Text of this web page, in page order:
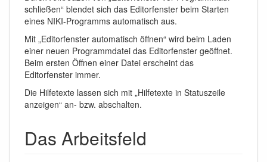
schließen“ blendet sich das Editorfenster beim Starten
eines NIKI-Programms automatisch aus.
Mit „Editorfenster automatisch öffnen“ wird beim Laden
einer neuen Programmdatei das Editorfenster geöffnet.
Beim ersten Öffnen einer Datei erscheint das
Editorfenster immer.
Die Hilfetexte lassen sich mit „Hilfetexte in Statuszeile
anzeigen“ an- bzw. abschalten.
Das Arbeitsfeld